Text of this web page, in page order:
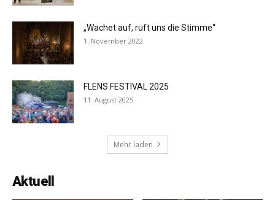
„Wachet auf, ruft uns die Stimme“
1. November 2022
FLENS FESTIVAL 2025
11. August 2025
Mehr laden
Aktuell